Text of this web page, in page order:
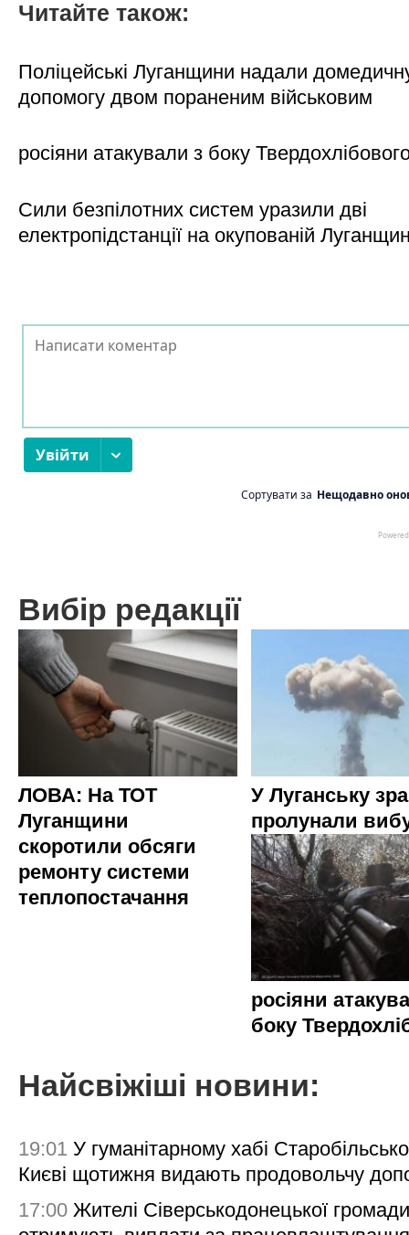
Читайте також:
Поліцейські Луганщини надали
допомогу двом пораненим військовим
росіяни атакували з боку
Сили безпілотних систем уразили дві
електропідстанції на окупованій
Вибір редакції
ЛОВА: На ТОТ
Луганщини
скоротили обсяги
ремонту системи
теплопостачання
У Луганську
пролунали
росіяни
боку
Найсвіжіші новини:
19:01 У гуманітарному хабі
Києві щотижня видають продовольчу
17:00 Жителі Сіверськодонецької